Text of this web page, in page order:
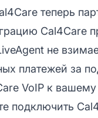
теперь
Cal4Care
не
платежей за
VoIP к вашему
подключить